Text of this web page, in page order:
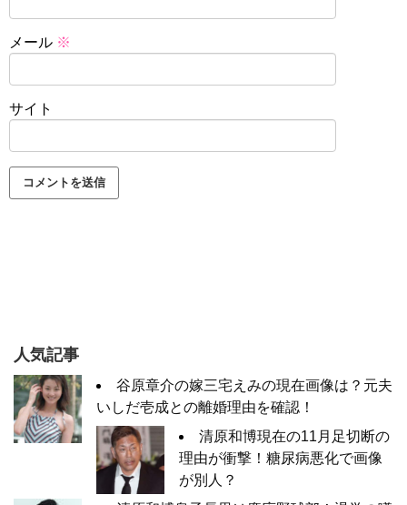
メール ※
サイト
人気記事
谷原章介の嫁三宅えみの現在画像は？元夫
いしだ壱成との離婚理由を確認！
清原和博現在の11月足切断の
理由が衝撃！糖尿病悪化で画像
が別人？